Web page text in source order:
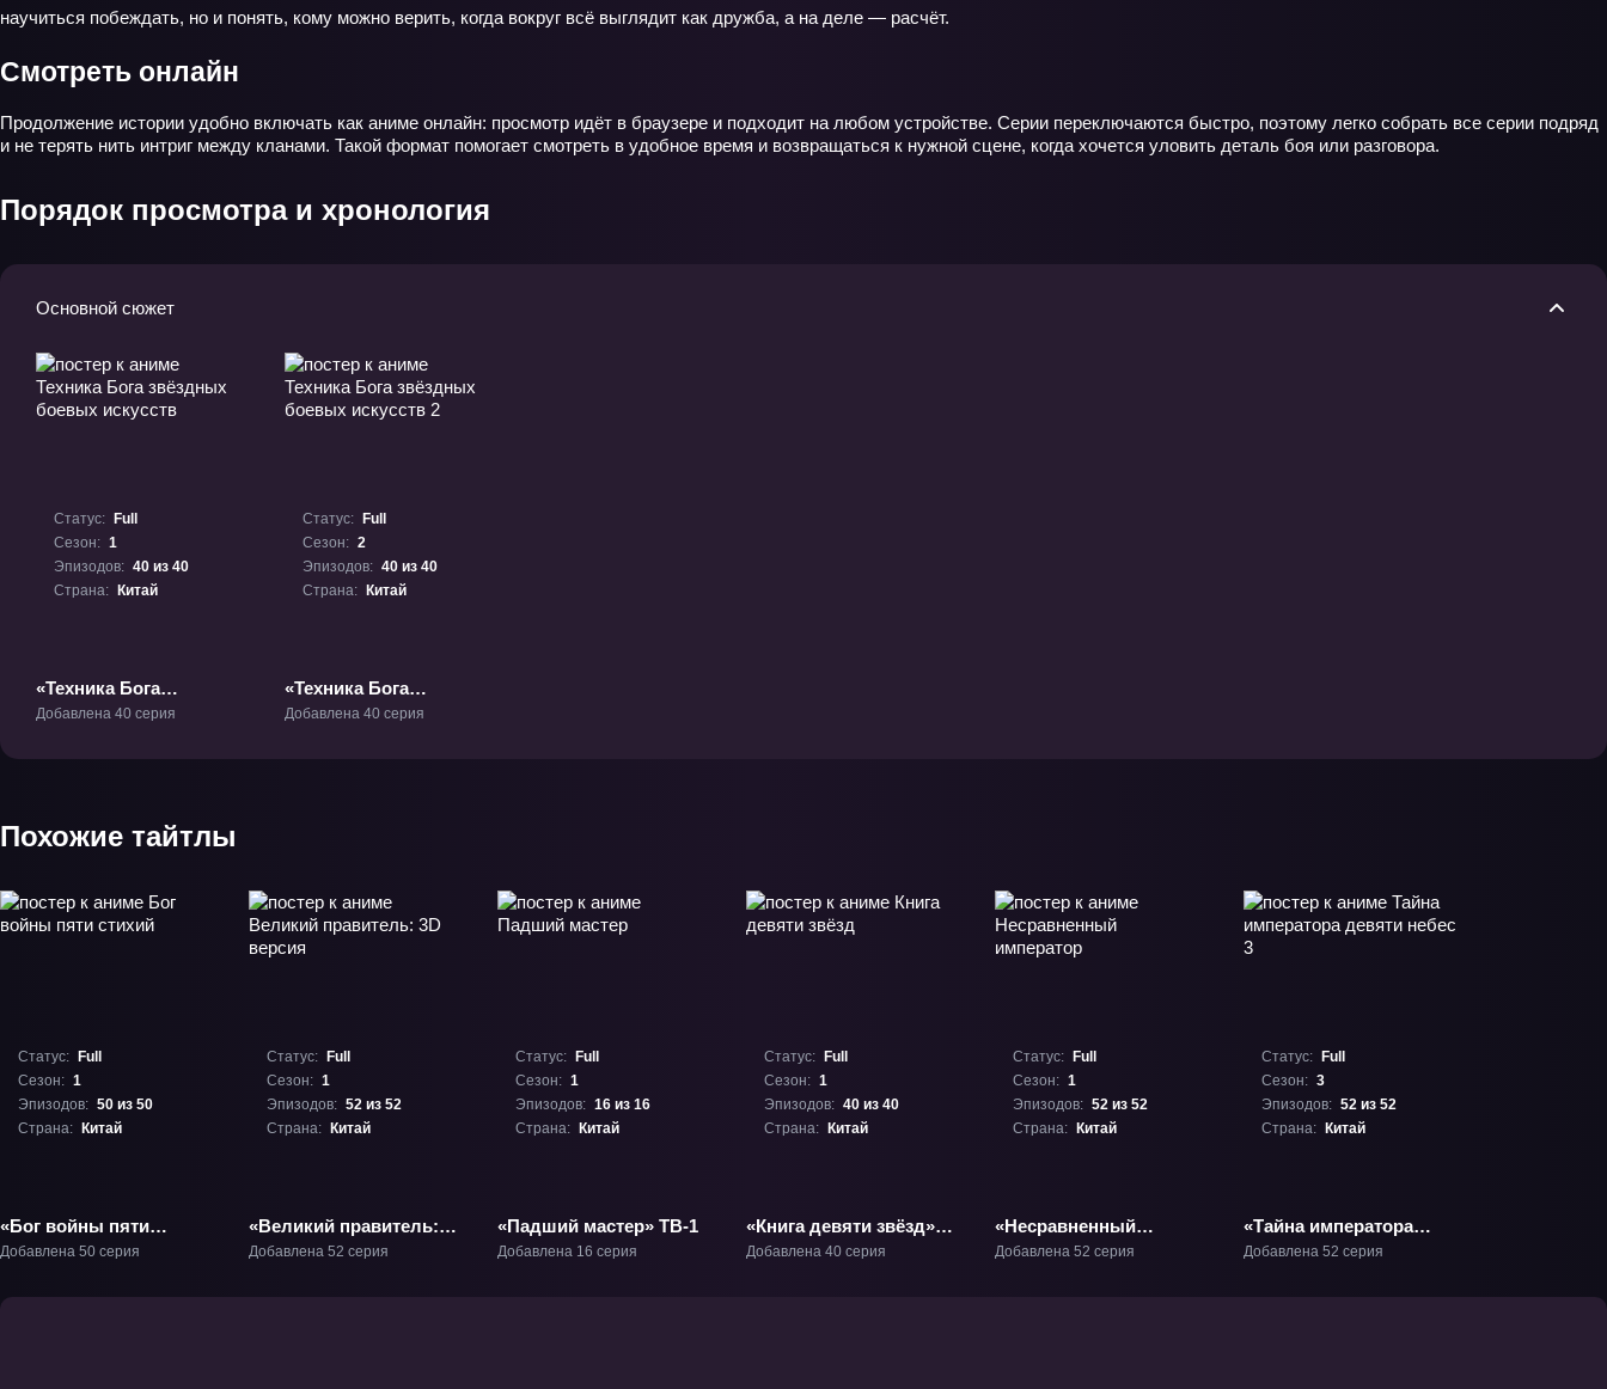
научиться побеждать, но и понять, кому можно верить, когда вокруг всё выглядит как дружба, а на деле — расчёт.
Смотреть онлайн
Продолжение истории удобно включать как аниме онлайн: просмотр идёт в браузере и подходит на любом устройстве. Серии переключаются быстро, поэтому легко собрать все серии подряд
и не терять нить интриг между кланами. Такой формат помогает смотреть в удобное время и возвращаться к нужной сцене, когда хочется уловить деталь боя или разговора.
Порядок просмотра и хронология
Основной сюжет
Статус:
Full
Сезон: 1
Эпизодов: 40 из 40
Страна:
Китай
«Техника Бога
звёздных боевых
Добавлена 40 серия
Статус:
Full
Сезон: 2
Эпизодов: 40 из 40
Страна:
Китай
«Техника Бога
звёздных боевых
Добавлена 40 серия
Похожие тайтлы
Статус:
Full
Сезон: 1
Эпизодов: 50 из 50
Страна:
Китай
«Бог войны пяти
стихий» ТВ-1
Добавлена 50 серия
Статус:
Full
Сезон: 1
Эпизодов: 52 из 52
Страна:
Китай
«Великий правитель:
3D версия» ТВ-1
Добавлена 52 серия
Статус:
Full
Сезон: 1
Эпизодов: 16 из 16
Страна:
Китай
«Падший мастер» ТВ-1
Добавлена 16 серия
Статус:
Full
Сезон: 1
Эпизодов: 40 из 40
Страна:
Китай
«Книга девяти звёзд»
ТВ-1
Добавлена 40 серия
Статус:
Full
Сезон: 1
Эпизодов: 52 из 52
Страна:
Китай
«Несравненный
император» ТВ-1
Добавлена 52 серия
Статус:
Full
Сезон: 3
Эпизодов: 52 из 52
Страна:
Китай
«Тайна императора
девяти небес 3» ТВ-3
Добавлена 52 серия